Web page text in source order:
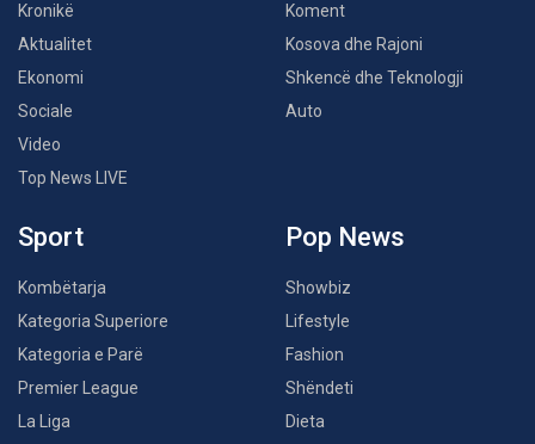
Kronikë
Aktualitet
Ekonomi
Sociale
Video
Top News LIVE
Koment
Kosova dhe Rajoni
Shkencë dhe Teknologji
Auto
Sport
Kombëtarja
Kategoria Superiore
Kategoria e Parë
Premier League
La Liga
Pop News
Showbiz
Lifestyle
Fashion
Shëndeti
Dieta